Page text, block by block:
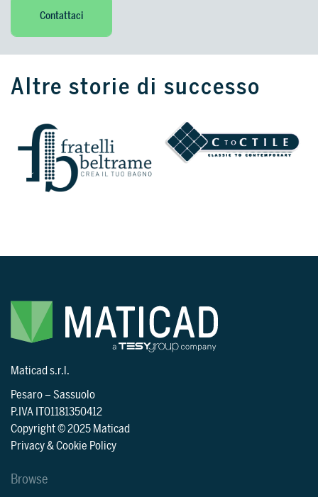
Contattaci
Altre storie di successo
Maticad s.r.l.
Pesaro–Sassuolo
P.IVA IT01181350412
Copyright © 2025 Maticad
Privacy & Cookie Policy
Browse